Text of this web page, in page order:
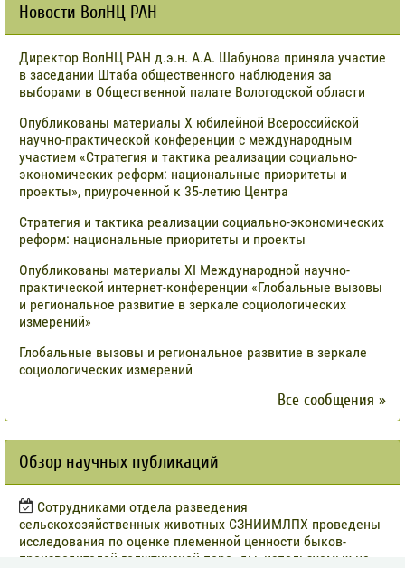
Новости ВолНЦ РАН
Директор ВолНЦ РАН д.э.н. А.А. Шабунова приняла участие
в заседании Штаба общественного наблюдения за
выборами в Общественной палате Вологодской области
Опубликованы материалы X юбилейной Всероссийской
научно-практической конференции с международным
участием «Стратегия и тактика реализации социально-
экономических реформ: национальные приоритеты и
проекты», приуроченной к 35-летию Центра
Стратегия и тактика реализации социально-экономических
реформ: национальные приоритеты и проекты
Опубликованы материалы XI Международной научно-
практической интернет-конференции «Глобальные вызовы
и региональное развитие в зеркале социологических
измерений»
Глобальные вызовы и региональное развитие в зеркале
социологических измерений
Все сообщения »
Обзор научных публикаций
Сотрудниками отдела разведения
сельскохозяйственных животных СЗНИИМЛПХ проведены
исследования по оценке племенной ценности быков-
производителей голштинской поро¬ды, используемых на